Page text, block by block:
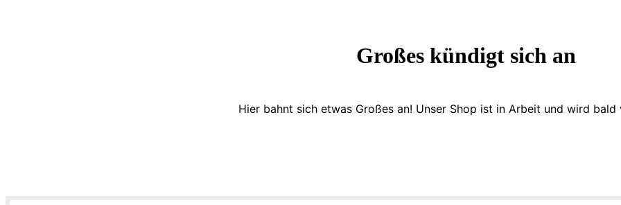
Großes kündigt sich an
Hier bahnt sich etwas Großes an! Unser Shop ist in Arbeit und wird